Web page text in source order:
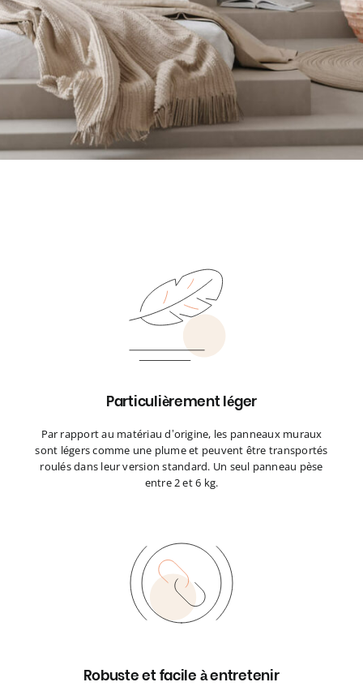
Particulièrement léger
Par rapport au matériau d’origine, les panneaux muraux
sont légers comme une plume et peuvent être transportés
roulés dans leur version standard. Un seul panneau pèse
entre 2 et 6 kg.
Robuste et facile à entretenir